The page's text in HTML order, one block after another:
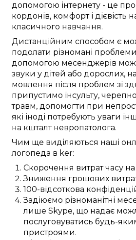
допомогою інтернету - це
кордонів, комфорті дієвість
класичного навчання.
Дистанційним способом є
подолати різномані
допомогою месенджерів
звуки у дітей або дорослих,
мовлення після проблем зі
припустимо інсульту,
травм, допомогти при
які іноді потребують уваги
на кшталт невропатолога.
Чим ще виділяються наші
логопеда в ker:
Скорочення витрат часу на
Зниження грошових
100-відсоткова
Задіюємо різноманітні
лише Skype, що надає
послуговуватись будь-
пристроями.